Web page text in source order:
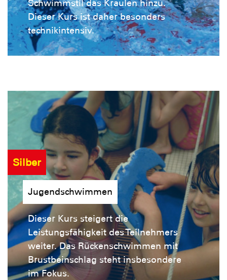
Schwimmstil das Kraulen hinzu.
Dieser Kurs ist daher besonders
technikintensiv.
Silber
Jugendschwimmen
Dieser Kurs steigert die
Leistungsfähigkeit des Teilnehmers
weiter. Das Rückenschwimmen mit
Brustbeinschlag steht insbesondere
im Fokus.